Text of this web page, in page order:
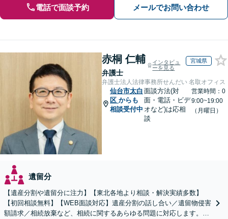
電話で面談予約 メールでお問い合わせ
赤桐 仁輔
弁護士
インタビュ
ーを見る
宮城県
弁護士法人法律事務所せんだい 名取オフィス
仙台市太白
区 からも
相談受付中
面談方法(対
面・電話・ビデ
オなど)は応相
談
営業時間：0
9:00~19:00
（月曜日）
遺留分
【遺産分割や遺留分に注力】【東北各地より相談・解決実績多数】
【初回相談無料】【WEB面談対応】遺産分割の話し合い／遺留物侵害
額請求／相続放棄など、相続に関するあらゆる問題に対応します。ご